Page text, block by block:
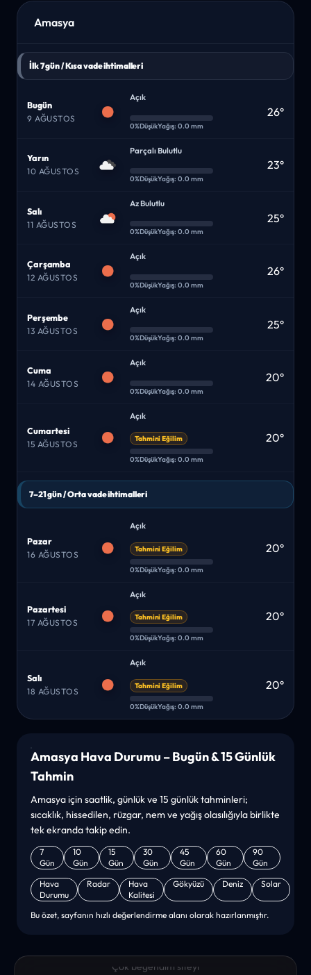
Amasya
İlk 7 gün / Kısa vade ihtimalleri
Bugün
9 AĞUSTOS
Açık
0%DüşükYağış: 0.0 mm
26°
Yarın
10 AĞUSTOS
Parçalı Bulutlu
0%DüşükYağış: 0.0 mm
23°
Salı
11 AĞUSTOS
Az Bulutlu
0%DüşükYağış: 0.0 mm
25°
Çarşamba
12 AĞUSTOS
Açık
0%DüşükYağış: 0.0 mm
26°
Perşembe
13 AĞUSTOS
Açık
0%DüşükYağış: 0.0 mm
25°
Cuma
14 AĞUSTOS
Açık
0%DüşükYağış: 0.0 mm
20°
Cumartesi
15 AĞUSTOS
Açık
Tahmini Eğilim
0%DüşükYağış: 0.0 mm
20°
7–21 gün / Orta vade ihtimalleri
Pazar
16 AĞUSTOS
Açık
Tahmini Eğilim
0%DüşükYağış: 0.0 mm
20°
Pazartesi
17 AĞUSTOS
Açık
Tahmini Eğilim
0%DüşükYağış: 0.0 mm
20°
Salı
18 AĞUSTOS
Açık
Tahmini Eğilim
0%DüşükYağış: 0.0 mm
20°
Amasya Hava Durumu – Bugün & 15 Günlük
Tahmin
Amasya için saatlik, günlük ve 15 günlük tahminleri;
sıcaklık, hissedilen, rüzgar, nem ve yağış olasılığıyla birlikte
tek ekranda takip edin.
7
Gün
10
Gün
15
Gün
30
Gün
45
Gün
60
Gün
90
Gün
Hava
Durumu
Radar
Hava
Kalitesi
Gökyüzü Deniz Solar
Bu özet, sayfanın hızlı değerlendirme alanı olarak hazırlanmıştır.